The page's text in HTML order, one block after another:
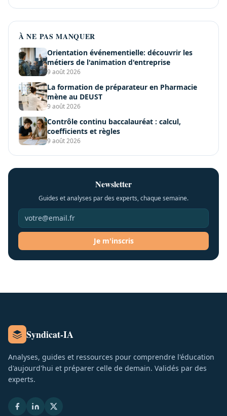
À NE PAS MANQUER
Orientation événementielle: découvrir les
métiers de l'animation d'entreprise
9 août 2026
La formation de préparateur en Pharmacie
mène au DEUST
9 août 2026
Contrôle continu baccalauréat : calcul,
coefficients et règles
9 août 2026
Newsletter
Guides et analyses par des experts, chaque semaine.
Je m'inscris
Syndicat-IA
Analyses, guides et ressources pour comprendre l'éducation
d'aujourd'hui et préparer celle de demain. Validés par des
experts.